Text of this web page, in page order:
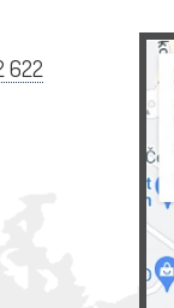
622